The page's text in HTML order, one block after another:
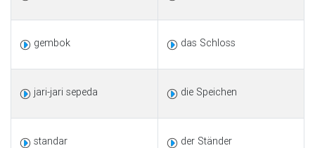
gembok das Schloss
jari-jari sepeda die Speichen
standar der Ständer